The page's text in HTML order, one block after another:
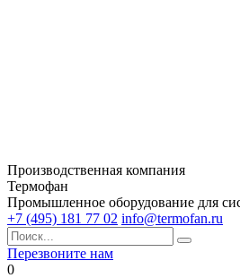
Производственная компания
Термофан
Промышленное оборудование для
+7 (495) 181 77 02 info@termofan.ru
Перезвоните нам
0